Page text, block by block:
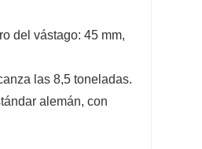
del vástago: 45 mm,
las 8,5 toneladas.
alemán, con